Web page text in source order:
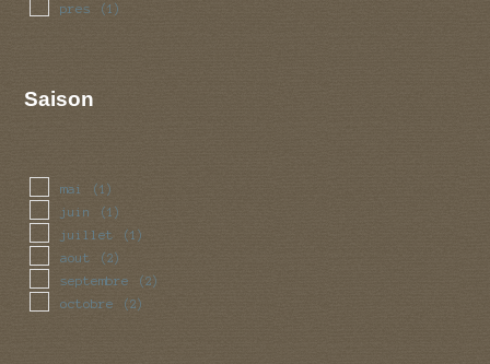
pres (1)
Saison
mai (1)
juin (1)
juillet (1)
aout (2)
septembre (2)
octobre (2)